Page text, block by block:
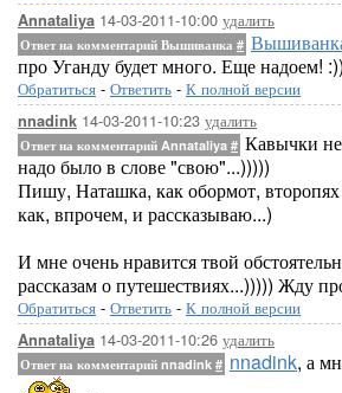
Annataliya 14-03-2011-10:00 удалить
Ответ на комментарий Вышиванка #
про Уганду будет много. Еще надоем! :))
Обратиться - Ответить - К полной версии
nnadink 14-03-2011-10:23 удалить
Ответ на комментарий Annataliya # Кавычки
надо было в слове "свою"...)))))
Пишу, Наташка, как обормот,
как, впрочем, и рассказываю...)
И мне очень нравится твой
рассказам о путешествиях...))))) Жду
Обратиться - Ответить - К полной версии
Annataliya 14-03-2011-10:26 удалить
Ответ на комментарий nnadink # nnadink, а